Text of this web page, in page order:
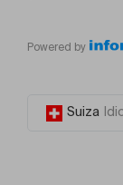
Powered by
Suiza